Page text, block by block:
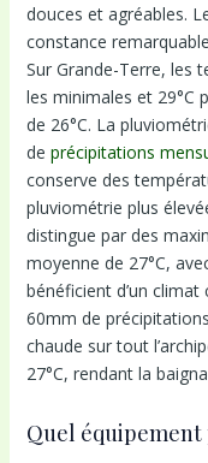
douces et agréables.
constance
Sur Grande-Terre, les
les minimales et 29°C
de 26°C. La
de précipitations
conserve des
pluviométrie plus
distingue par des
moyenne de 27°C,
bénéficient d’un
60mm de
chaude sur tout
27°C, rendant la
Quel